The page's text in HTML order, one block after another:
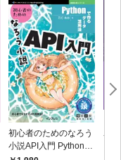
初心者のためのなろう
小説API入門 Pythonで
ユ